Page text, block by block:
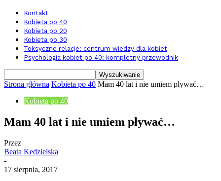
Kontakt
Kobieta po 40
Kobieta po 20
Kobieta po 30
Toksyczne relacje: centrum wiedzy dla kobiet
Psychologia kobiet po 40: kompletny przewodnik
Strona główna Kobieta po 40 Mam 40 lat i nie umiem pływać…
Kobieta po 40
Mam 40 lat i nie umiem pływać…
Przez
Beata Kedzielska
-
17 sierpnia, 2017